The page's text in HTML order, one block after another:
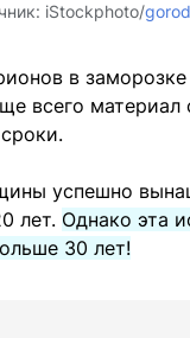
iStockphoto/
в
всего
успешно
лет. Однако эта
30 лет!